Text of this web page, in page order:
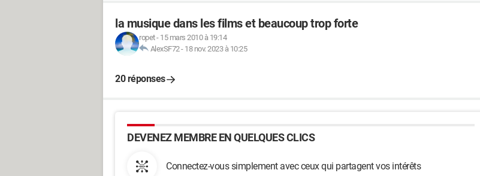
la musique dans les films et beaucoup trop forte
ropet- 15 mars 2010 à 19:14
AlexSF72- 18 nov. 2023 à 10:25
20 réponses
DEVENEZ MEMBRE EN QUELQUES CLICS
Connectez-vous simplement avec ceux qui partagent vos intérêts